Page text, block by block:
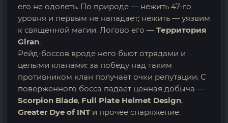
его не одолеть. По природе — нежить 47-го
уровня и первым не нападает; нежить — уязвим
к священной магии. Логово его — Территория
Giran.
Рейд-боссов вроде него бьют отрядами и
целыми кланами: за победу над таким
противником клан получает очки репутации. С
поверженного босса падает ценная добыча —
Scorpion Blade, Full Plate Helmet Design,
Greater Dye of INT и прочее снаряжение.